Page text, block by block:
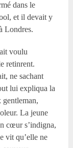
dans le
et il devait y
Londres.
voulu
retinrent.
ne sachant
lui expliqua la
gentleman,
La jeune
cœur s’indigna,
vit qu’elle ne